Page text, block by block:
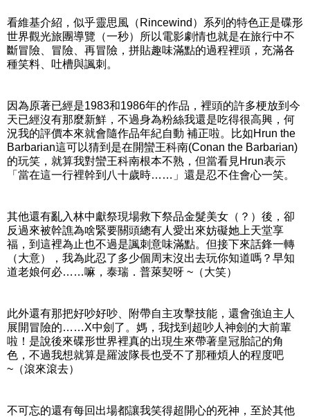
看維基介紹，似乎靈思風（Rincewind）系列的特色正是碟形
世界觀光旅團導覽（一秒）所以電影劇情也就是在旅行中不
斷冒險、冒險、再冒險，拼貼趣味滿點的過程裡頭，充滿各
種笑料、吐槽與諷刺。
因為原著已經是1983和1986年的作品，裡頭的許多梗放到今
天已經沒有那麼新鮮，不過身為粉絲我還是吃得很高興，何
況我的評價本來就會隨作品年紀自動 補正啦。比如Hrun the
Barbarian這可以猜到是在開蠻王科南(Conan the Barbarian)
的玩笑，就算我對蠻王科南根本不熟，但當看見Hrun表示
「當在這一行裡幹到八十歲時……」還是忍不住會心一笑。
其他還有亂入林中獻祭現場救下祭品金髮美女（？）後，卻
反過來被幹譙為啥緊要關頭總有人愛出來妨礙她上天堂享
福，到這裡為止也不過是諷刺意味滿點。但接下來話鋒一轉
（大意），我為此忍了多少個周末沒出去玩你知道嗎？早知
道老娘何必……嘛，泰瑞．普萊契呀 ~（大笑）
此外還有那把好吵好吵、附帶自主攻擊技能，還會強迫主人
展開冒險的……X中劍了。媽，我找到超吵人神劍的大前輩
啦！是說後來碟形世界裡真的出現生來帶著皇冠胎記的角
色，不過我想就算是羅波隊長也受不了那種煩人的程度吧
~（滾來滾去）
不可忘的還有每回出場都讓我笑得超開心的死神，至於其他